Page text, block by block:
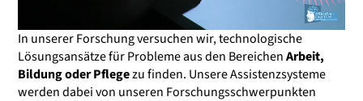
In unserer Forschung versuchen wir, technologische
Lösungsansätze für Probleme aus den BereichenArbeit,
Bildung oder Pflegezu finden. Unsere Assistenzsysteme
werden dabei von unseren Forschungsschwerpunkten